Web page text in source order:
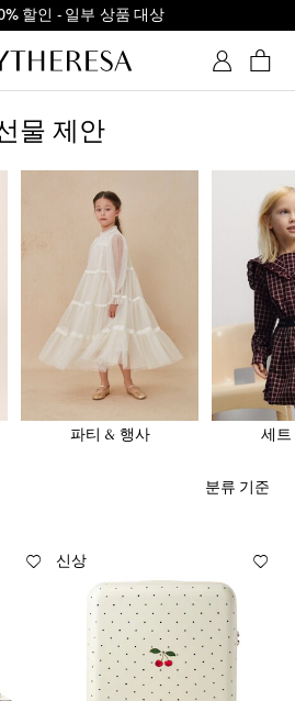
결제 시 할인코드 FIRST10
물 제안
파티 & 행사 세트
분류 기준
신상